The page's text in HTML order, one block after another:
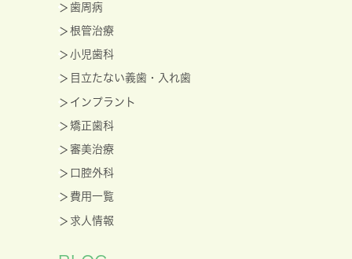
歯周病
根管治療
小児歯科
目立たない義歯・入れ歯
インプラント
矯正歯科
審美治療
口腔外科
費用一覧
求人情報